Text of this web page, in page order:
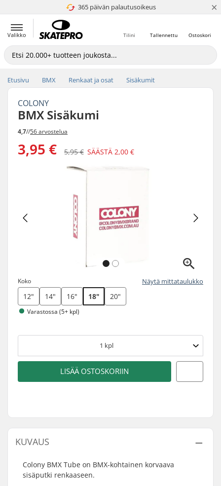
365 päivän palautusoikeus
4.8 / 5 ×
Valikko Ostoskori
Tallennettu
Tilini
Etusivu BMX Renkaat ja osat Sisäkumit
COLONY
BMX Sisäkumi
4,7//56 arvostelua
3,95 € 5,95 € SÄÄSTÄ 2,00 €
Koko Näytä mittataulukko
12" 14" 16" 18" 20"
Varastossa (5+ kpl)
1 kpl
LISÄÄ OSTOSKORIIN
KUVAUS
Colony BMX Tube on BMX-kohtainen korvaava
sisäputki renkaaseen.